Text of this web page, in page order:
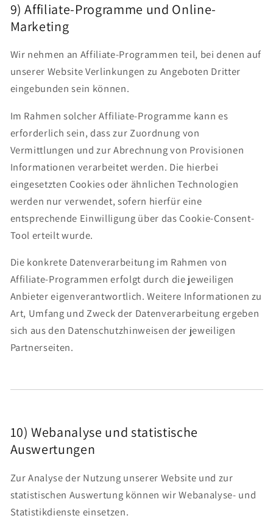
9) Affiliate-Programme und Online-
Marketing
Wir nehmen an Affiliate-Programmen teil, bei denen auf
unserer Website Verlinkungen zu Angeboten Dritter
eingebunden sein können.
Im Rahmen solcher Affiliate-Programme kann es
erforderlich sein, dass zur Zuordnung von
Vermittlungen und zur Abrechnung von Provisionen
Informationen verarbeitet werden. Die hierbei
eingesetzten Cookies oder ähnlichen Technologien
werden nur verwendet, sofern hierfür eine
entsprechende Einwilligung über das Cookie-Consent-
Tool erteilt wurde.
Die konkrete Datenverarbeitung im Rahmen von
Affiliate-Programmen erfolgt durch die jeweiligen
Anbieter eigenverantwortlich. Weitere Informationen zu
Art, Umfang und Zweck der Datenverarbeitung ergeben
sich aus den Datenschutzhinweisen der jeweiligen
Partnerseiten.
10) Webanalyse und statistische
Auswertungen
Zur Analyse der Nutzung unserer Website und zur
statistischen Auswertung können wir Webanalyse- und
Statistikdienste einsetzen.